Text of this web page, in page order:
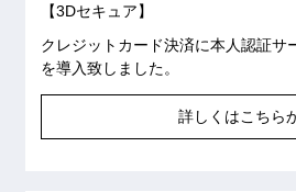
【3Dセキュア】
クレジットカード決済に本人認証サ
を導入致しました。
詳しくはこちら